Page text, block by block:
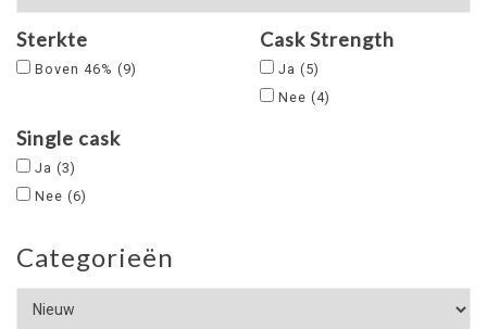
Sterkte
Boven 46% (9)
Cask Strength
Ja (5)
Nee (4)
Single cask
Ja (3)
Nee (6)
Categorieën